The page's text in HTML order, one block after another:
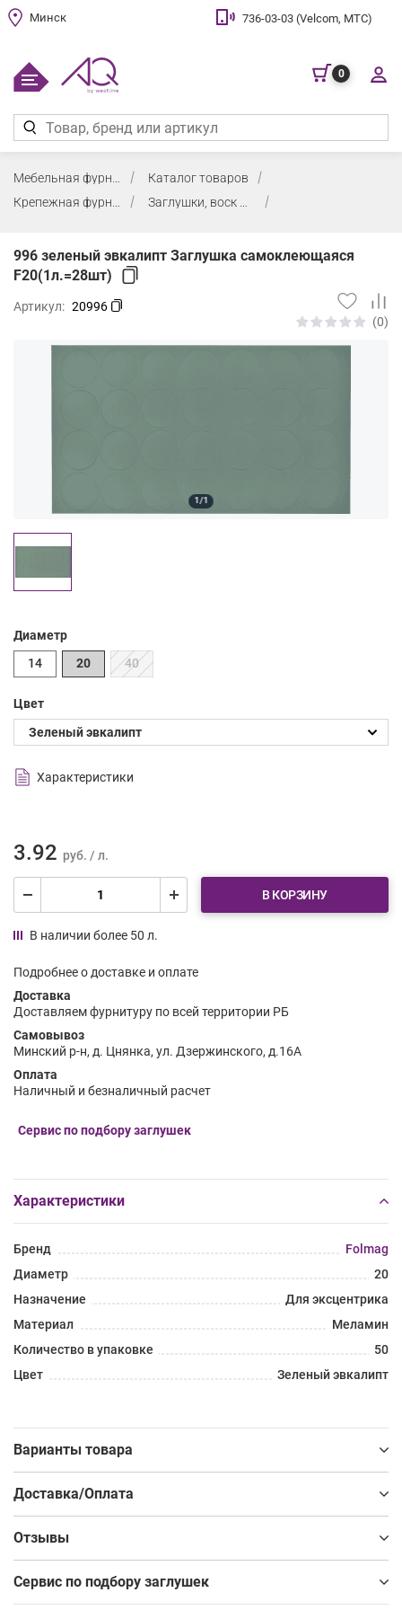
Минск 736-03-03 (Velcom, МТС)
0
Каталог товаров
Крепежная фурнитура, заглушки, воск
Заглушки, воск мебельный
996 зеленый эвкалипт Заглушка самоклеющаяся
F20(1л.=28шт)
Артикул: 20996
(0)
1/1
Диаметр
14
20 40
Цвет
Характеристики
3.92 руб. / л.
В КОРЗИНУ
В наличии более 50 л.
Подробнее о доставке и оплате
Доставка
Доставляем фурнитуру по всей территории РБ
Самовывоз
Минский р-н, д. Цнянка, ул. Дзержинского, д.16А
Оплата
Наличный и безналичный расчет
Сервис по подбору заглушек
Характеристики
Бренд
Folmag
Диаметр
20
Назначение
Для эксцентрика
Материал
Меламин
Количество в упаковке
50
Цвет
Зеленый эвкалипт
Варианты товара
Доставка/Оплата
Отзывы
Сервис по подбору заглушек